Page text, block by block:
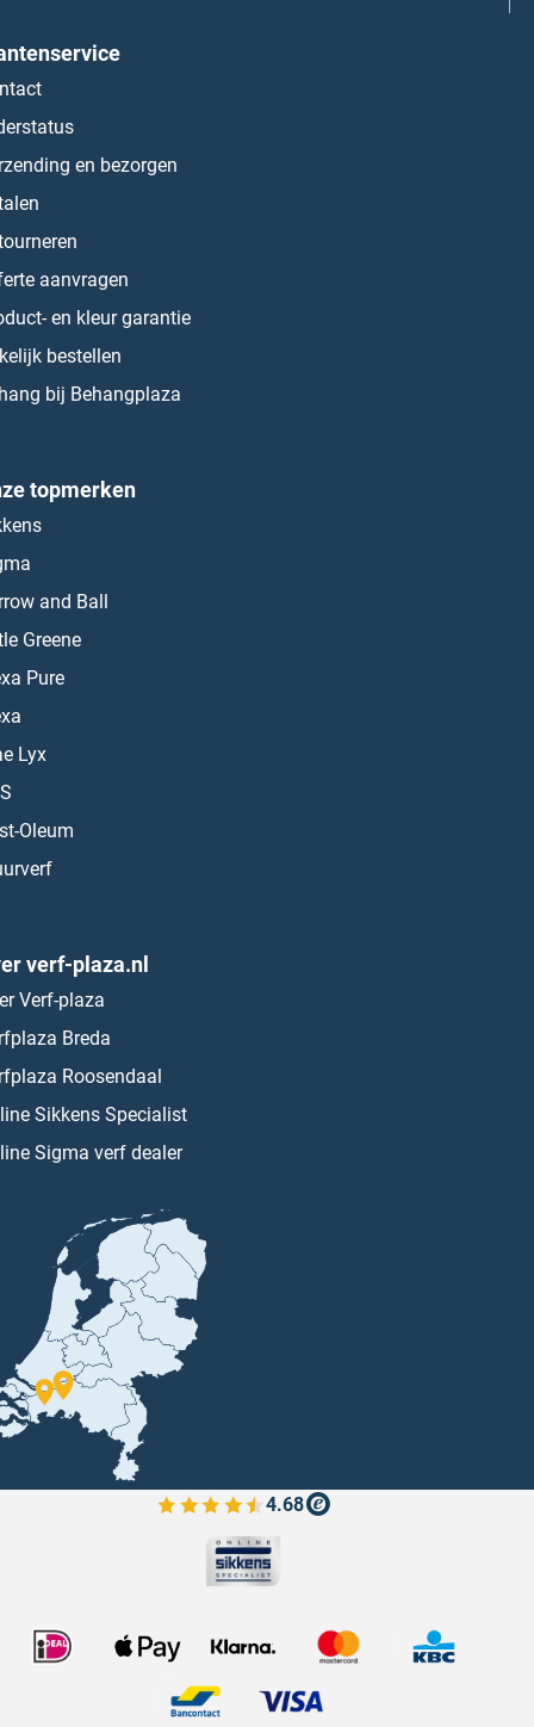
en bezorgen
aanvragen
en kleur garantie
bestellen
bij Behangplaza
topmerken
and Ball
Greene
Pure
Lyx
Oleum
verf-plaza.nl
Verf-plaza
Breda
Roosendaal
Sikkens Specialist
Sigma verf dealer
4.68
Bekijk de verfplaza beoordelingen